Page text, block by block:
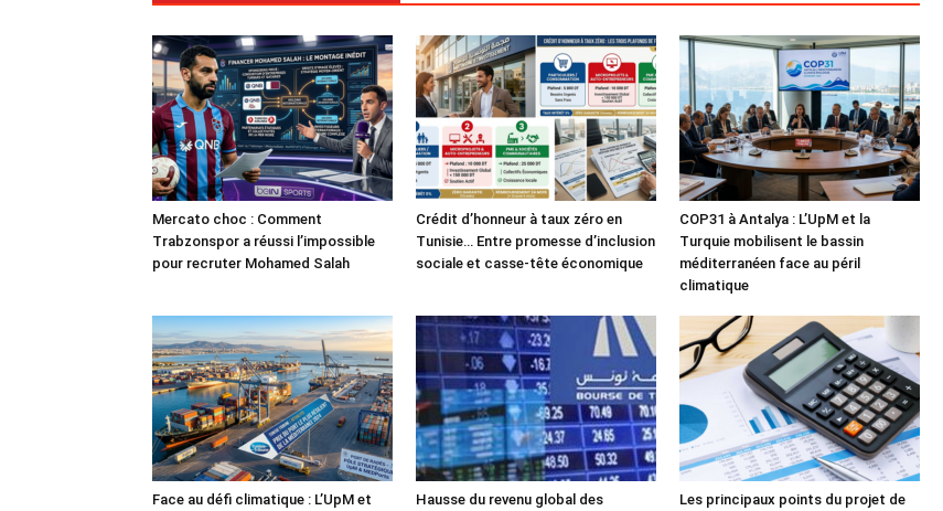
Mercato choc : Comment
Trabzonspor a réussi l’impossible
pour recruter Mohamed Salah
Crédit d’honneur à taux zéro en
Tunisie… Entre promesse d’inclusion
sociale et casse-tête économique
COP31 à Antalya : L’UpM et la
Turquie mobilisent le bassin
méditerranéen face au péril
climatique
Face au défi climatique : L’UpM et
Hausse du revenu global des
Les principaux points du projet de